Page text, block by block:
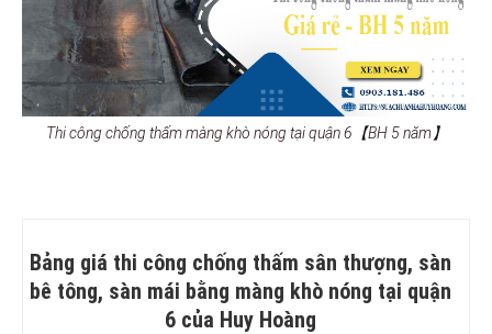
Thi công chống thấm màng khò nóng tại quận 6【BH 5 năm】
Bảng giá thi công chống thấm sân thượng, sàn
bê tông, sàn mái bằng màng khò nóng tại quận
6 của Huy Hoàng